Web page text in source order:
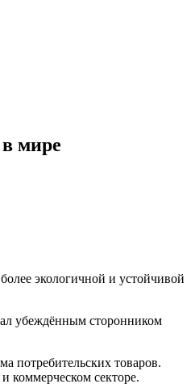
мире
экологичной и устойчивой
убеждённым сторонником
потребительских товаров.
коммерческом секторе.